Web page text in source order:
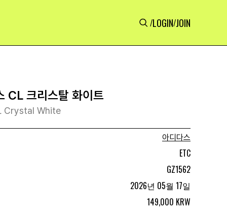
/LOGIN/JOIN
CL 크리스탈 화이트
Crystal White
아디다스
ETC
GZ1562
2026년 05월 17일
149,000 KRW